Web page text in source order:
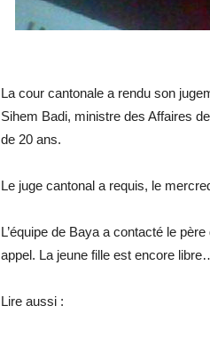
La cour cantonale a rendu son
Sihem Badi, ministre des Affaires
de 20 ans.
Le juge cantonal a requis, le
L’équipe de Baya a contacté le
appel. La jeune fille est encore
Lire aussi :